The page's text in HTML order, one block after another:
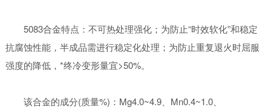
5083合金特点：不可热处理强化；为防止“时效软化”和稳定
抗腐蚀性能，半成品需进行稳定化处理；为防止重复退火时屈服
强度的降低，*终冷变形量宜>50%。
该合金的成分(质量%)：Mg4.0~4.9、Mn0.4~1.0、